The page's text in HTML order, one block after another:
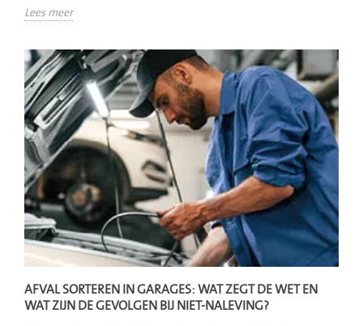
Lees meer
AFVAL SORTEREN IN GARAGES: WAT ZEGT DE WET EN
WAT ZIJN DE GEVOLGEN BIJ NIET-NALEVING?